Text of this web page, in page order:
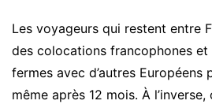
Les voyageurs qui restent entre
des colocations francophones
fermes avec d’autres Européens
même après 12 mois. À